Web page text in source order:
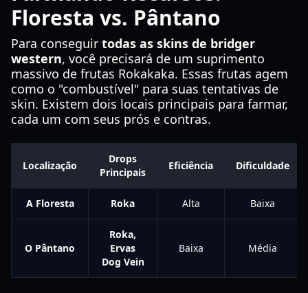
Floresta vs. Pântano
Para conseguir todas as skins de bridger
western, você precisará de um suprimento
massivo de frutas Rokakaka. Essas frutas agem
como o "combustível" para suas tentativas de
skin. Existem dois locais principais para farmar,
cada um com seus prós e contras.
Localização
Drops
Principais
Eficiência Dificuldade
A Floresta Roka Alta Baixa
O Pântano
Roka,
Ervas
Dog Vein
Baixa Média